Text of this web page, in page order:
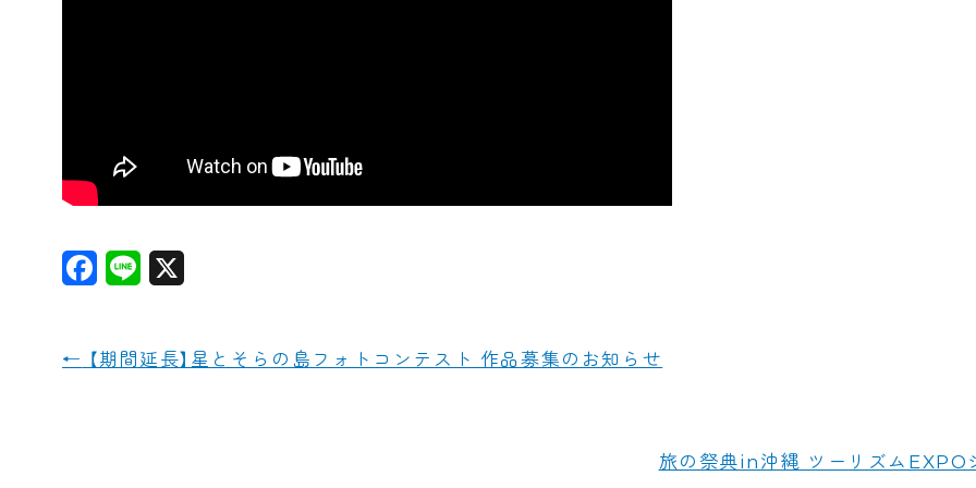
F
e
L
e
← 【期間延長】星とそらの島フォトコンテスト 作品募集のお知らせ
旅の祭典in沖縄 ツーリズムEXPO